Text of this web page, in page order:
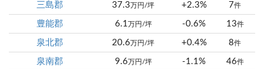
三島郡 37.3 万円/坪 +2.3% 7件
豊能郡 6.1 万円/坪 -0.6% 13件
泉北郡 20.6 万円/坪 +0.4% 8件
泉南郡 9.6 万円/坪 -1.1% 46件